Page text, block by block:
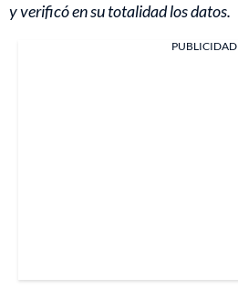
y verificó en su totalidad los datos.
PUBLICIDAD